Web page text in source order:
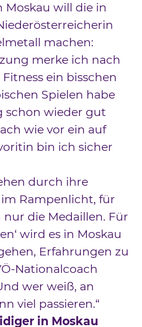
Moskau will die in
machen:
merke ich nach
ein bisschen
Spielen habe
schon wieder gut
wie vor ein auf
bin ich sicher
durch ihre
Rampenlicht, für
die Medaillen. Für
wird es in Moskau
Erfahrungen zu
Nationalcoach
wer weiß, an
viel passieren.“
in Moskau